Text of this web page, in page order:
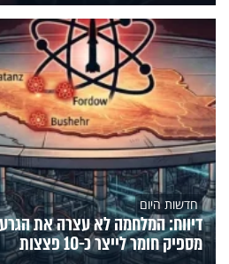
חדשות היום
דיווח: המלחמה לא עצרה את
מספיק חומר לייצר כ-10 פצצות